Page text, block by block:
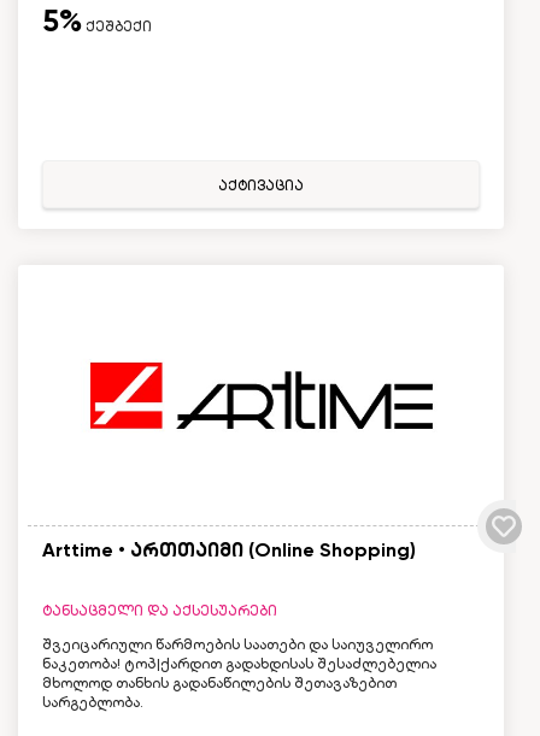
5% ქეშბექი
აქტივაცია
Arttime • ართთაიმი (Online Shopping)
ტანსაცმელი და აქსესუარები
შვეიცარიული წარმოების საათები და საიუველირო
ნაკეთობა! ტოპ|ქარდით გადახდისას შესაძლებელია
მხოლოდ თანხის გადანაწილების შეთავაზებით
სარგებლობა.